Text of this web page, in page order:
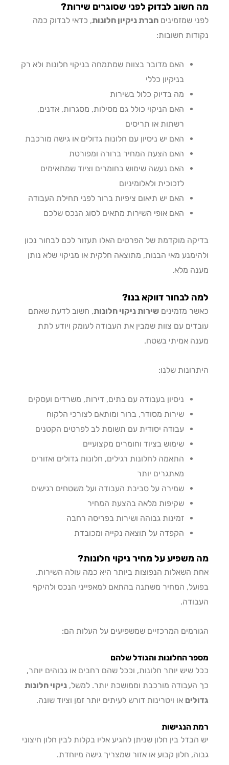
חשוב לבדוק לפני שסוגרים שירות?
שמזמיניםחברת ניקיון חלונות, כדאי לבדוק כמה
חשובות:
האם מדובר בצוות שמתמחה בניקוי חלונות ולא רק
בניקיון כללי
מה בדיוק כלול בשירות
האם הניקוי כולל גם מסילות, מסגרות, אדנים,
רשתות או תריסים
האם יש ניסיון עם חלונות גדולים או גישה מורכבת
האם הצעת המחיר ברורה ומפורטת
האם נעשה שימוש בחומרים וציוד שמתאימים
לזכוכית ולאלומיניום
האם יש תיאום ציפיות ברור לפני תחילת העבודה
האם אופי השירות מתאים לסוג הנכס שלכם
מוקדמת של הפרטים האלו תעזור לכם לבחור נכון
מאי הבנות, מתוצאה חלקית או מניקוי שלא נותן
מלא.
לבחור דווקא בנו?
מזמינים שירות ניקוי חלונות, חשוב לדעת שאתם
עם צוות שמבין את העבודה לעומק ויודע לתת
אמיתי בשטח.
שלנו:
ניסיון בעבודה עם בתים, דירות, משרדים ועסקים
שירות מסודר, ברור ומותאם לצורכי הלקוח
עבודה יסודית עם תשומת לב לפרטים הקטנים
שימוש בציוד וחומרים מקצועיים
התאמה לחלונות רגילים, חלונות גדולים ואזורים
מאתגרים יותר
שמירה על סביבת העבודה ועל משטחים רגישים
שקיפות מלאה בהצעת המחיר
זמינות גבוהה ושירות בפריסה רחבה
הקפדה על תוצאה נקייה ומכובדת
משפיע על מחיר ניקוי חלונות?
השאלות הנפוצות ביותר היא כמה עולה השירות.
המחיר משתנה בהתאם למאפייני הנכס ולהיקף
המרכזיים שמשפיעים על העלות הם:
החלונות והגודל שלהם
שיש יותר חלונות, וככל שהם רחבים או גבוהים יותר,
מורכבת וממושכת יותר. למשל,ניקוי חלונות
או ויטרינות דורש לעיתים יותר זמן וציוד שונה.
הנגישות
בין חלון שניתן להגיע אליו בקלות לבין חלון חיצוני
חלון קבוע או אזור שמצריך גישה מיוחדת.